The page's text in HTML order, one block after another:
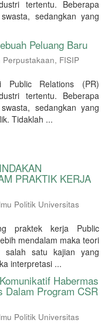
tertentu. Beberapa
sedangkan yang
Peluang Baru
FISIP
Public Relations (PR)
tertentu. Beberapa
sedangkan yang
Tidaklah ...
PRAKTIK KERJA
Politik Universitas
praktek kerja Public
mendalam maka teori
salah satu kajian yang
interpretasi ...
Habermas
Dalam Program CSR
Politik Universitas